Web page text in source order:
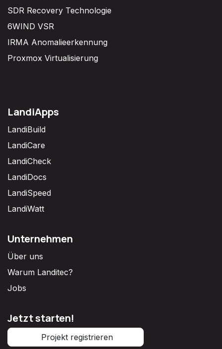
SDR Recovery Technologie
6WIND VSR
IRMA Anomalieerkennung
Proxmox Virtualisierung
LandiApps
LandiBuild
LandiCare
LandiCheck
LandiDocs
LandiSpeed
LandiWatt
Unternehmen
Über uns
Warum Landitec?
Jobs
Jetzt starten!
Projekt registrieren